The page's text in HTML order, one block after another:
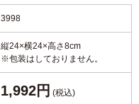
3998
縦24×横24×高さ8cm
※包装はしておりません。
1,992円 (税込)